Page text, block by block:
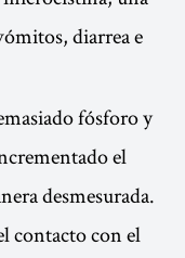
diarrea e
fósforo y
el
desmesurada.
contacto con el